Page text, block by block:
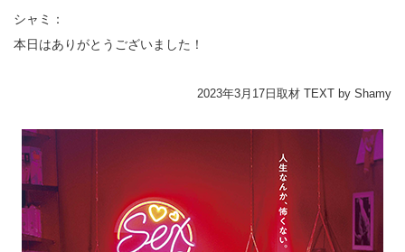
シャミ：
本日はありがとうございました！
2023年3月17日取材 TEXT by Shamy